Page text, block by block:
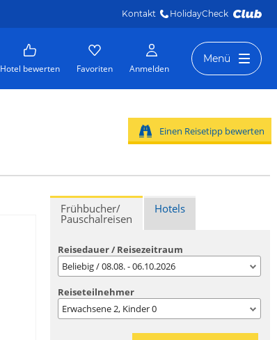
Kontakt HolidayCheck
Hotel bewerten Favoriten Anmelden
Menü
Einen Reisetipp bewerten
Frühbucher/
Pauschalreisen
Hotels
Reisedauer / Reisezeitraum
Beliebig / 08.08. - 06.10.2026
Reiseteilnehmer
Erwachsene2, Kinder0